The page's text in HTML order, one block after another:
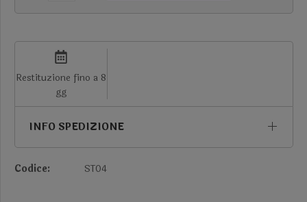
Restituzione fino a 8
gg
INFO SPEDIZIONE
Codice: ST04